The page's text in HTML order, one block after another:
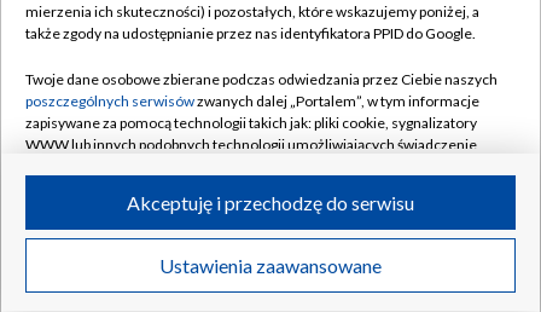
Naziemna Telewizja Cyfrowa
Rada Programowa
System NOS
Informacje o nadawcy
Program dla prasy
Ogłoszenie przetargowe
Pomoc
Kontakt
Kanały
©2026 Telewizja Polska S.A. w likwidacji
mierzenia ich skuteczności) i pozostałych, które wskazujemy poniżej, a
także zgody na udostępnianie przez nas identyfikatora PPID do Google.
Twoje dane osobowe zbierane podczas odwiedzania przez Ciebie naszych
poszczególnych serwisówzwanych dalej „Portalem”, w tym informacje
zapisywane za pomocą technologii takich jak: pliki cookie, sygnalizatory
WWW lub innych podobnych technologii umożliwiających świadczenie
ruchu w Internecie.
Twoje dane osobowe zbierane podczas odwiedzania przez Ciebie
poszczególnych serwisówna Portalu, takie jak adresy IP, identyfikatory
Ustawienia zaawansowane
Akceptuję i przechodzę do serwisu